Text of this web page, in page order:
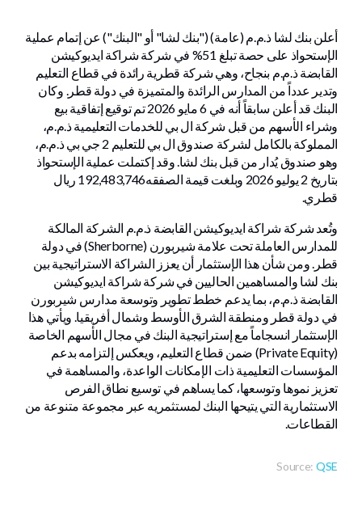
أعلن بنك لشا ذ.م.م (عامة) ("بنك لشا" أو "البنك") عن إتمام عملية
الإستحواذ على حصة تبلغ 51% في شركة شراكة ايديوكيشن
القابضة ذ.م.م بنجاح، وهي شركة قطرية رائدة في قطاع التعليم
وتدير عدداً من المدارس الرائدة والمتميزة في دولة قطر. وكان
البنك قد أعلن سابقاً أنه في 6 مايو 2026 تم توقيع إتفاقية بيع
وشراء الأسهم من قبل شركة ال بي للخدمات التعليمية ذ.م.م،
المملوكة بالكامل لشركة صندوق ال بي للتعليم 2 جي بي ذ.م.م،
وهو صندوق يُدار من قبل بنك لشا. وقد إكتملت عملية الإستحواذ
بتاريخ 2 يوليو 2026 وبلغت قيمة الصفقه192,483,746 ريال
قطري.
وتُعد شركة شراكة ايديوكيشن القابضة ذ.م.م الشركة المالكة
للمدارس العاملة تحت علامة شيربورن (Sherborne) في دولة
قطر. ومن شأن هذا الإستثمار أن يعزز الشراكة الاستراتيجية بين
بنك لشا والمساهمين الحاليين في شركة شراكة ايديوكيشن
القابضة ذ.م.م، بما يدعم خطط تطوير وتوسعة مدارس شيربورن
في دولة قطر ومنطقة الشرق الأوسط وشمال أفريقيا. ويأتي هذا
الإستثمار انسجاماً مع إستراتيجية البنك في مجال الأسهم الخاصة
(Private Equity) ضمن قطاع التعليم، ويعكس إلتزامه بدعم
المؤسسات التعليمية ذات الإمكانات الواعدة، والمساهمة في
تعزيز نموها وتوسعها، كما يساهم في توسيع نطاق الفرص
الاستثمارية التي يتيحها البنك لمستثمريه عبر مجموعة متنوعة من
القطاعات.
Source: QSE